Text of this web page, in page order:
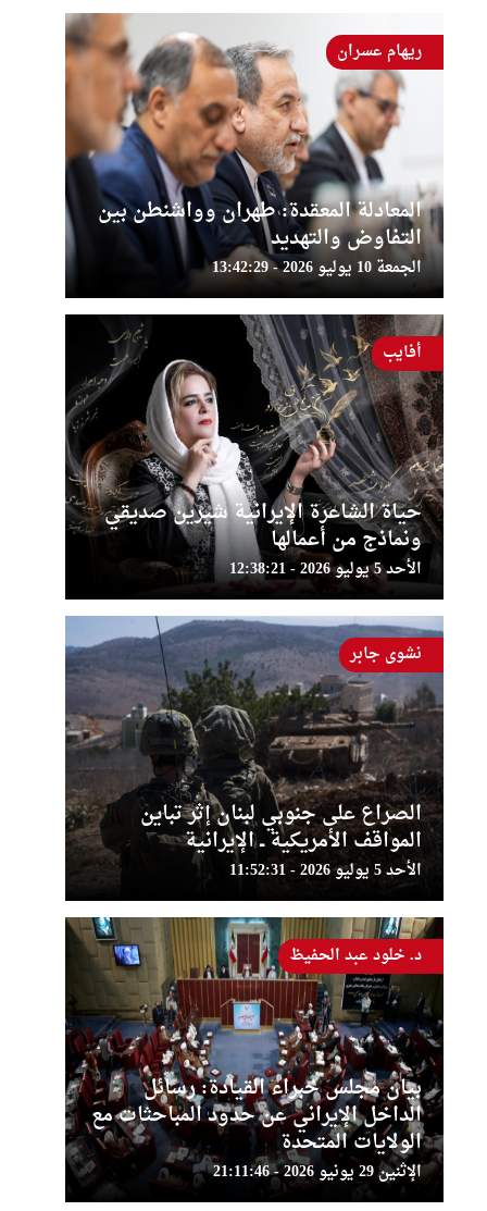
المعادلة المعقدة: طهران وواشنطن بين
التفاوض والتهديد
الجمعة 10 يوليو 2026 - 13:42:29
ريهام عسران
حياة الشاعرة الإيرانية شيرين صديقي
ونماذج من أعمالها
الأحد 5 يوليو 2026 - 12:38:21
أفايب
الصراع على جنوبي لبنان إثر تباين
المواقف الأمريكية ــ الإيرانية
الأحد 5 يوليو 2026 - 11:52:31
نشوى جابر
بيان مجلس خبراء القيادة: رسائل
الداخل الإيراني عن حدود المباحثات مع
الولايات المتحدة
الإثنين 29 يونيو 2026 - 21:11:46
د. خلود عبد الحفيظ